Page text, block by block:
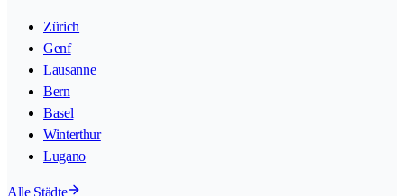
Zürich
Genf
Lausanne
Bern
Basel
Winterthur
Lugano
Alle Städte